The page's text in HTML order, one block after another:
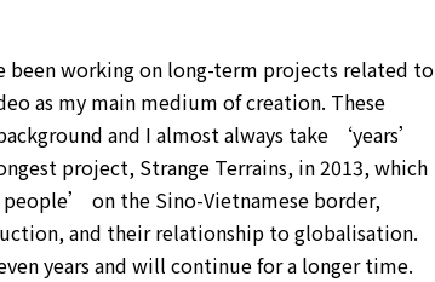
been working on long-term projects related to
as my main medium of creation. These
and I almost always take ‘years’
project, Strange Terrains, in 2013, which
on the Sino-Vietnamese border,
and their relationship to globalisation.
years and will continue for a longer time.